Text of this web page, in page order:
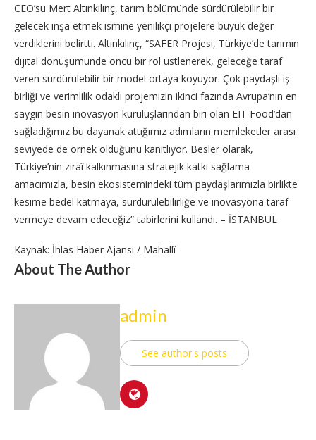
CEO’su Mert Altınkılınç, tarım bölümünde sürdürülebilir bir
gelecek inşa etmek ismine yenilikçi projelere büyük değer
verdiklerini belirtti. Altınkılınç, “SAFER Projesi, Türkiye’de tarımın
dijital dönüşümünde öncü bir rol üstlenerek, geleceğe taraf
veren sürdürülebilir bir model ortaya koyuyor. Çok paydaşlı iş
birliği ve verimlilik odaklı projemizin ikinci fazında Avrupa’nın en
saygın besin inovasyon kuruluşlarından biri olan EIT Food’dan
sağladığımız bu dayanak attığımız adımların memleketler arası
seviyede de örnek olduğunu kanıtlıyor. Besler olarak,
Türkiye’nin ziraî kalkınmasına stratejik katkı sağlama
amacımızla, besin ekosistemindeki tüm paydaşlarımızla birlikte
kesime bedel katmaya, sürdürülebilirliğe ve inovasyona taraf
vermeye devam edeceğiz” tabirlerini kullandı. – İSTANBUL
Kaynak: İhlas Haber Ajansı / Mahallî
About The Author
admin
See author's posts